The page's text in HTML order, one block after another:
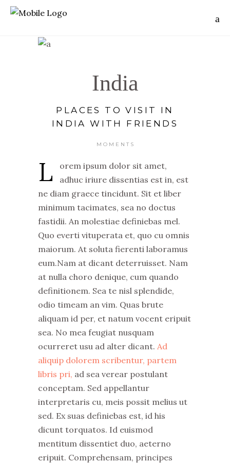
India
PLACES TO VISIT IN
INDIA WITH FRIENDS
MOMENTS
L
orem ipsum dolor sit amet,
adhuc iriure dissentias est in, est
ne diam graece tincidunt. Sit et liber
minimum tacimates, sea no doctus
fastidii. An molestiae definiebas mel.
Quo everti vituperata et, quo cu omnis
maiorum. At soluta fierenti laboramus
eum.Nam at dicant deterruisset. Nam
at nulla choro denique, cum quando
definitionem. Sea te nisl splendide,
odio timeam an vim. Quas brute
aliquam id per, et natum vocent eripuit
sea. No mea feugiat nusquam
ocurreret usu ad alter dicant. Ad
aliquip dolorem scribentur, partem
libris pri, ad sea verear postulant
conceptam. Sed appellantur
interpretaris cu, meis possit melius ut
sed. Ex suas definiebas est, id his
dicunt torquatos. Id euismod
mentitum dissentiet duo, aeterno
eripuit. Comprehensam, principes